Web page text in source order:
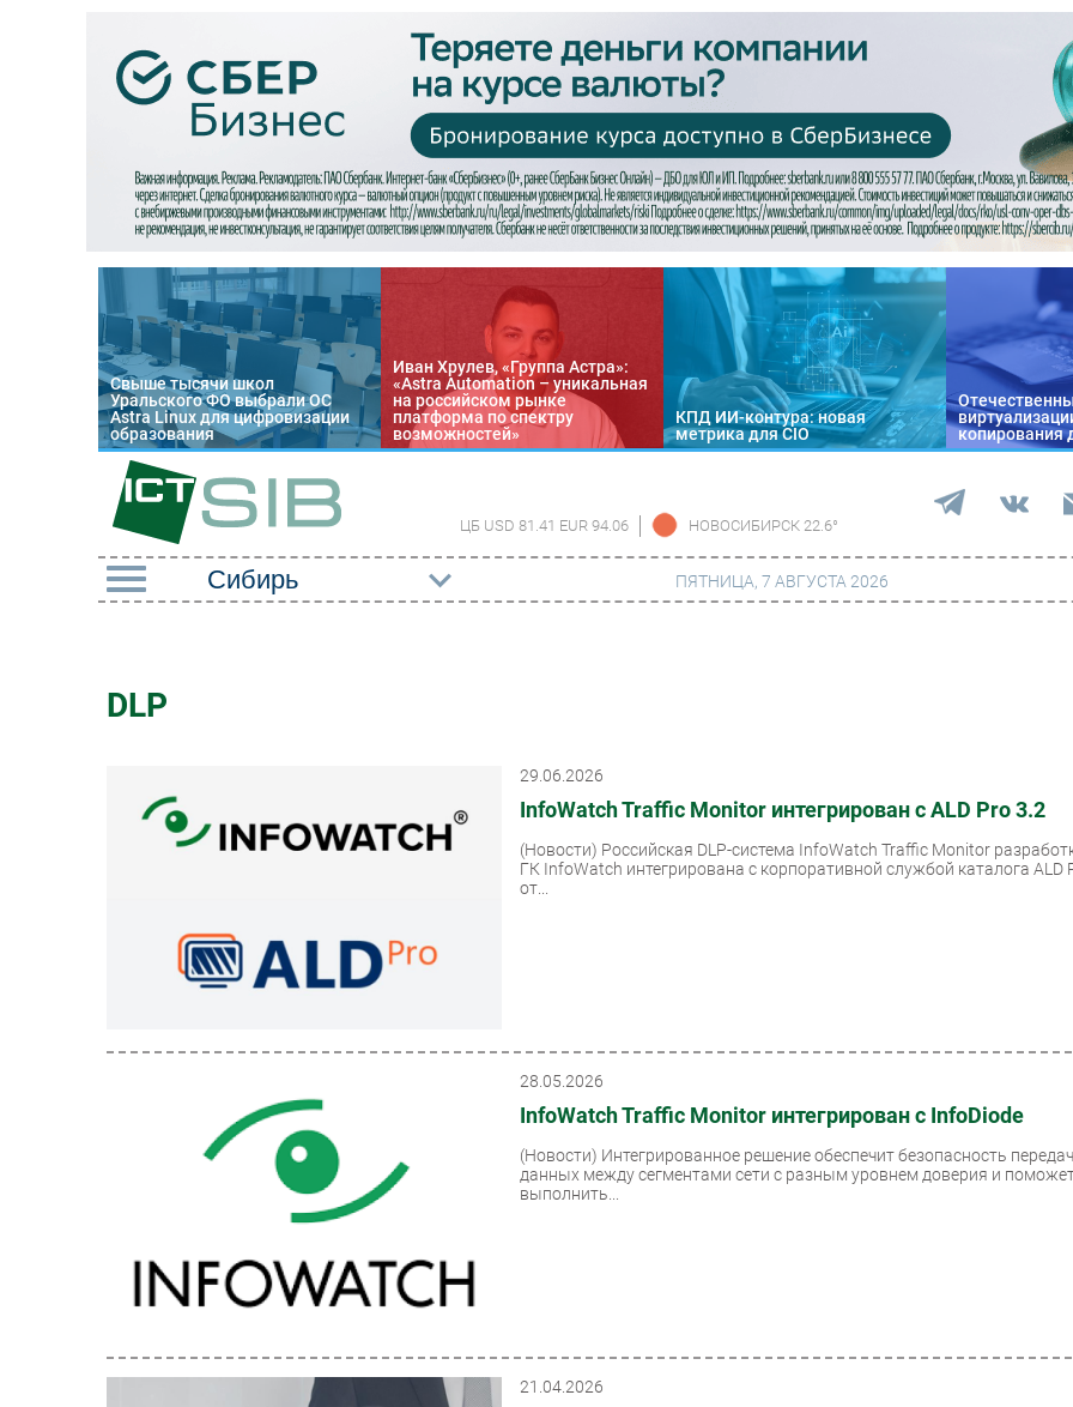
Свыше тысячи школ
Уральского ФО выбрали ОС
Astra Linux для цифровизации
образования
Иван Хрулев, «Группа Астра»:
«Astra Automation – уникальная
на российском рынке
платформа по спектру
возможностей»
КПД ИИ-контура: новая
метрика для CIO
копирования
ЦБ USD 81.41 EUR 94.06 НОВОСИБИРСК 22.6°
Импорто­замещение
Интернет
Мобильная связь
Интеграция
Рынок ПК
Оборудование
ПО
Outsourcing
Инновации
CIO/Управление ИТ
ПЯТНИЦА, 7 АВГУСТА 2026
DLP
29.06.2026
InfoWatch Traffic Monitor интегрирован с ALD Pro 3.2
(Новости) Российская DLP-система InfoWatch Traffic Monitor
ГК InfoWatch интегрирована с корпоративной службой каталога ALD
от...
28.05.2026
InfoWatch Traffic Monitor интегрирован с InfoDiode
(Новости) Интегрированное решение обеспечит безопасность
данных между сегментами сети с разным уровнем доверия и
выполнить...
21.04.2026